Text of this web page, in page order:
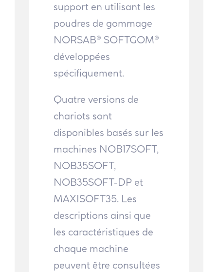
support en utilisant les
poudres de gommage
NORSAB® SOFTGOM®
développées
spécifiquement.
Quatre versions de
chariots sont
disponibles basés sur les
machines NOB17SOFT,
NOB35SOFT,
NOB35SOFT-DP et
MAXISOFT35. Les
descriptions ainsi que
les caractéristiques de
chaque machine
peuvent être consultées